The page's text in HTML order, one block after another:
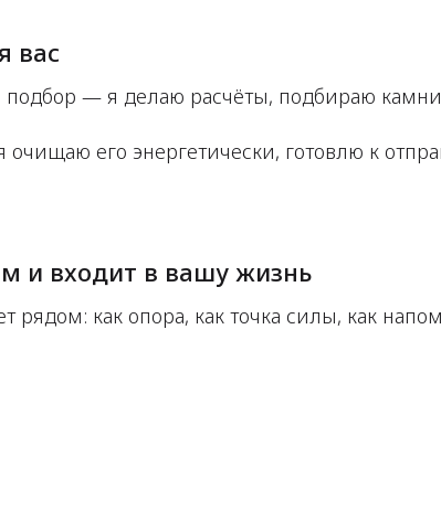
вас
— я делаю расчёты, подбираю
его энергетически, готовлю к
и входит в вашу жизнь
рядом: как опора, как точка силы, как